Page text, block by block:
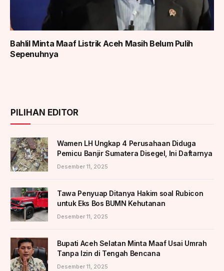
Bahlil Minta Maaf Listrik Aceh Masih Belum Pulih
Sepenuhnya
PILIHAN EDITOR
Wamen LH Ungkap 4 Perusahaan Diduga
Pemicu Banjir Sumatera Disegel, Ini Daftarnya
Desember 11, 2025
Tawa Penyuap Ditanya Hakim soal Rubicon
untuk Eks Bos BUMN Kehutanan
Desember 11, 2025
Bupati Aceh Selatan Minta Maaf Usai Umrah
Tanpa Izin di Tengah Bencana
Desember 11, 2025